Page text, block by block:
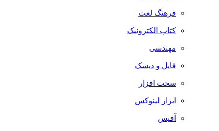
فرهنگ لغت
کتاب الکترونیک
مهندسی
فایل و دیسک
سخت افزار
ابزار لینوکس
آفیس